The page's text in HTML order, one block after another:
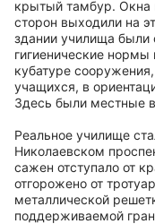
крытый тамбур. Окна
сторон выходили на
здании училища были
гигиенические
кубатуре
учащихся, в
Здесь были местные
Реальное училище
Николаевском
сажен отступало от
отгорожено от
металлической
поддерживаемой